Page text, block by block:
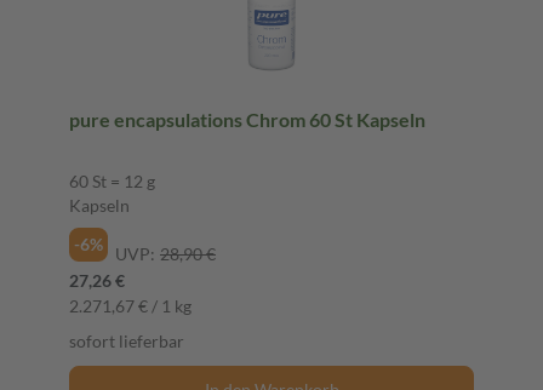
pure encapsulations Chrom 60 St Kapseln
60 St = 12 g
Kapseln
-6%
UVP: 28,90 €
27,26 €
2.271,67 € / 1 kg
sofort lieferbar